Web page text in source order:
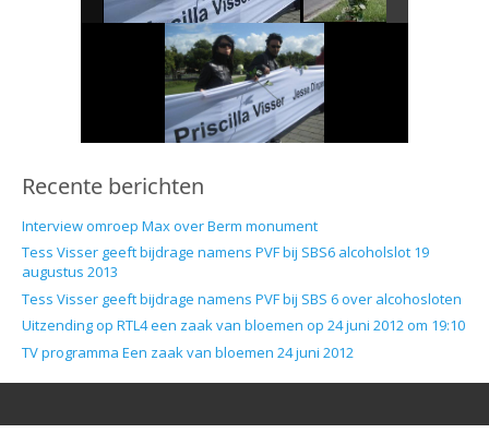
Recente berichten
Interview omroep Max over Berm monument
Tess Visser geeft bijdrage namens PVF bij SBS6 alcoholslot 19
augustus 2013
Tess Visser geeft bijdrage namens PVF bij SBS 6 over alcohosloten
Uitzending op RTL4 een zaak van bloemen op 24 juni 2012 om 19:10
TV programma Een zaak van bloemen 24 juni 2012